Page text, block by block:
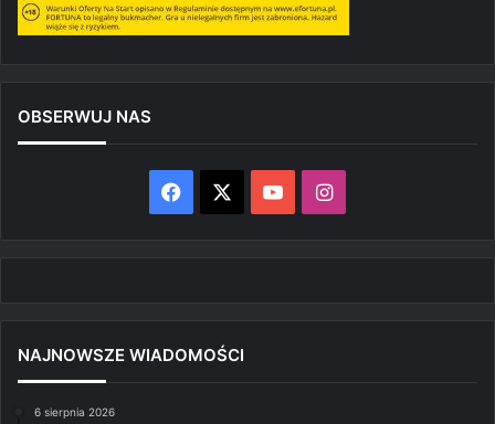
OBSERWUJ NAS
Facebook YouTubeInstagram
NAJNOWSZE WIADOMOŚCI
6 sierpnia 2026